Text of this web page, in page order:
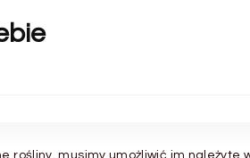
rośliny, musimy umożliwić im należyte